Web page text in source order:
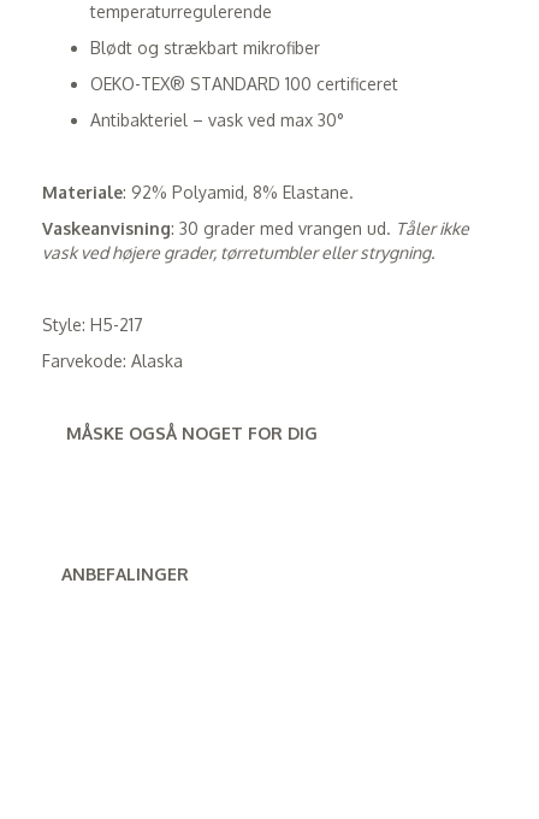
temperaturregulerende
Blødt og strækbart mikrofiber
OEKO-TEX® STANDARD 100 certificeret
Antibakteriel – vask ved max 30°
Materiale: 92% Polyamid, 8% Elastane.
Vaskeanvisning: 30 grader med vrangen ud. Tåler ikke
vask ved højere grader, tørretumbler eller strygning.
Style: H5-217
Farvekode: Alaska
MÅSKE OGSÅ NOGET FOR DIG
ANBEFALINGER